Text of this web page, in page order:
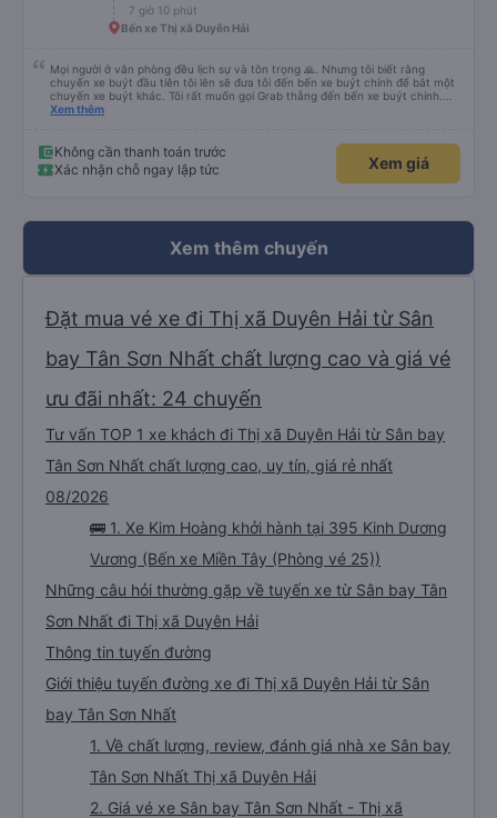
7 giờ 10 phút
Bến xe Thị xã Duyên Hải
Mọi người ở văn phòng đều lịch sự và tôn trọng 🙏. Nhưng tôi biết rằng
chuyến xe buýt đầu tiên tôi lên sẽ đưa tôi đến bến xe buýt chính để bắt một
chuyến xe buýt khác. Tôi rất muốn gọi Grab thẳng đến bến xe buýt chính.
Điều đó sẽ giúp tôi không phải mang vác hành lý nhiều lần. Ngoài ra, xe buýt
Xem thêm
Không cần thanh toán trước
Xác nhận chỗ ngay lập tức
Xem giá
Xem thêm chuyến
Đặt mua vé xe đi Thị xã Duyên Hải từ Sân
bay Tân Sơn Nhất chất lượng cao và giá vé
ưu đãi nhất: 24 chuyến
Tư vấn TOP 1 xe khách đi Thị xã Duyên Hải từ Sân bay
Tân Sơn Nhất chất lượng cao, uy tín, giá rẻ nhất
08/2026
🚌 1. Xe Kim Hoàng khởi hành tại 395 Kinh Dương
Vương (Bến xe Miền Tây (Phòng vé 25))
Những câu hỏi thường gặp về tuyến xe từ Sân bay Tân
Sơn Nhất đi Thị xã Duyên Hải
Thông tin tuyến đường
Giới thiệu tuyến đường xe đi Thị xã Duyên Hải từ Sân
bay Tân Sơn Nhất
1. Về chất lượng, review, đánh giá nhà xe Sân bay
Tân Sơn Nhất Thị xã Duyên Hải
2. Giá vé xe Sân bay Tân Sơn Nhất - Thị xã